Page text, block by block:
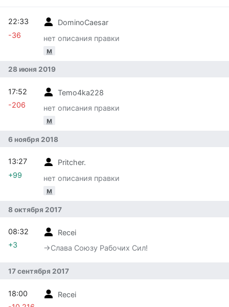
DominoCaesar
нет описания правки
м
22:33
-36
28 июня 2019
Temo4ka228
нет описания правки
м
17:52
-206
6 ноября 2018
Pritcher.
нет описания правки
м
13:27
+99
8 октября 2017
Recei
→‎Слава Союзу Рабочих Сил!
08:32
+3
17 сентября 2017
Recei
18:00